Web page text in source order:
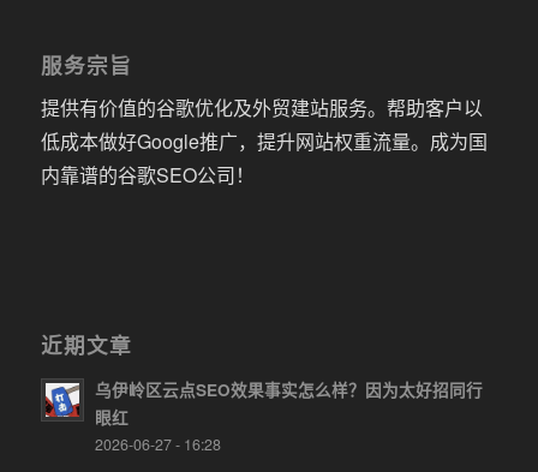
服务宗旨
提供有价值的谷歌优化及外贸建站服务。帮助客户以
低成本做好Google推广，提升网站权重流量。成为国
内靠谱的谷歌SEO公司！
近期文章
乌伊岭区云点SEO效果事实怎么样？因为太好招同行
眼红
2026-06-27 - 16:28